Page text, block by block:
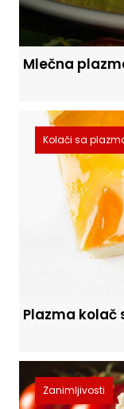
Mlečna
Kolači sa
Plazma kolač
Zanimljivosti